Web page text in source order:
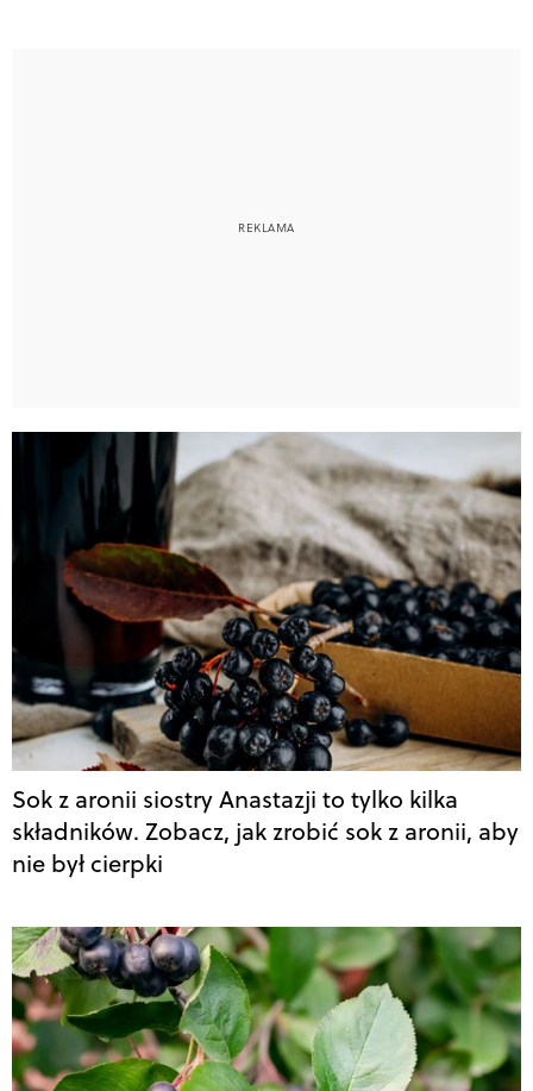
Sok z aronii siostry Anastazji to tylko kilka
składników. Zobacz, jak zrobić sok z aronii, aby
nie był cierpki